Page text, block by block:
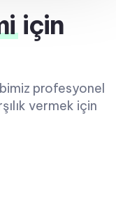
için
profesyonel
vermek için